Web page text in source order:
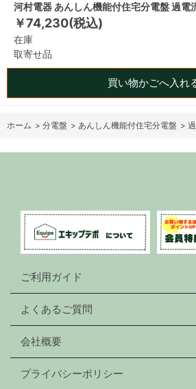
河村電器 あんしん機能付住宅分電盤 過
￥74,230(税込)
在庫
取寄せ品
買い物かごへ入れ
ホーム > 分電盤 > あんしん機能付住宅分電盤 >
ご利用ガイド
よくあるご質問
会社概要
プライバシーポリシー